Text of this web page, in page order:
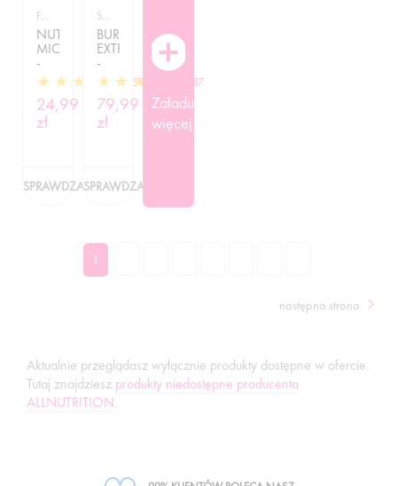
FIT SŁODYCZE
NUTLOVE
MICHAŁKI
-
200G
159
24,99
zł
SPRAWDZAM
SPALACZE TŁUSZCZU
BURN4ALL
EXTREME
-
120
KAPSUŁEK
187
79,99
zł
SPRAWDZAM
Załaduj
więcej
1
następna strona
Aktualnie przeglądasz wyłącznie produkty dostępne w ofercie.
Tutaj znajdziesz produkty niedostępne producenta
ALLNUTRITION.